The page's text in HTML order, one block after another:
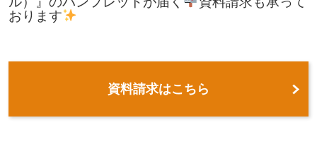
おります
資料請求はこちら